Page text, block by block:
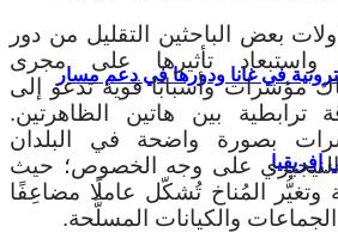
في غانا ودورها في دعم مسار
إفريقيا
بعض الباحثين التقليل من دور
واستبعاد تأثيرها على مجرى
مؤشرات وأسبابًا قوية تدعو إلى
ترابطية بين هاتين الظاهرتين.
بصورة واضحة في البلدان
النيجيري على وجه الخصوص؛ حيث
وتغيُّر المُناخ تُشكّل عاملًا مضاعِفًا
والكيانات المسلَّحة.